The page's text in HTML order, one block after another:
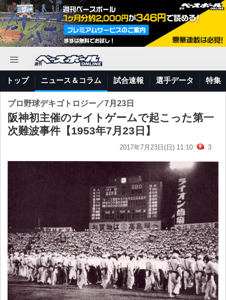
トップ ニュース＆コラム 試合速報 選手データ 特集
プロ野球デキゴトロジー／7月23日
阪神初主催のナイトゲームで起こった第一
次難波事件【1953年7月23日】
2017年7月23日(日) 11:10 3